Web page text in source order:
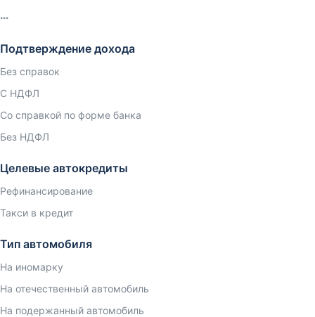
Подтверждение дохода
Без справок
С НДФЛ
Со справкой по форме банка
Без НДФЛ
Целевые автокредиты
Рефинансирование
Такси в кредит
Тип автомобиля
На иномарку
На отечественный автомобиль
На подержанный автомобиль